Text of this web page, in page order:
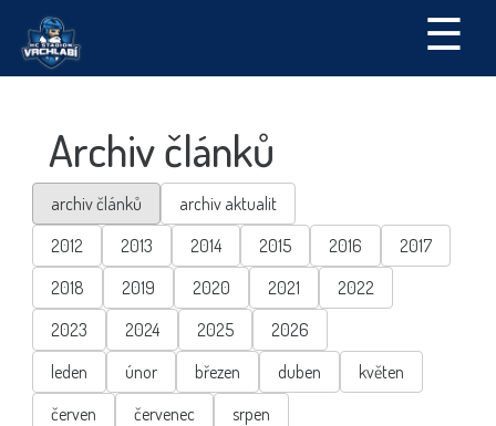
☰
Archiv článků
archiv článků
archiv aktualit
2012
2013 2014 2015 2016
2017
2018
2019 2020 2021
2022
2023
2024 2025
2026
leden
únor březen duben
květen
červen
červenec
srpen